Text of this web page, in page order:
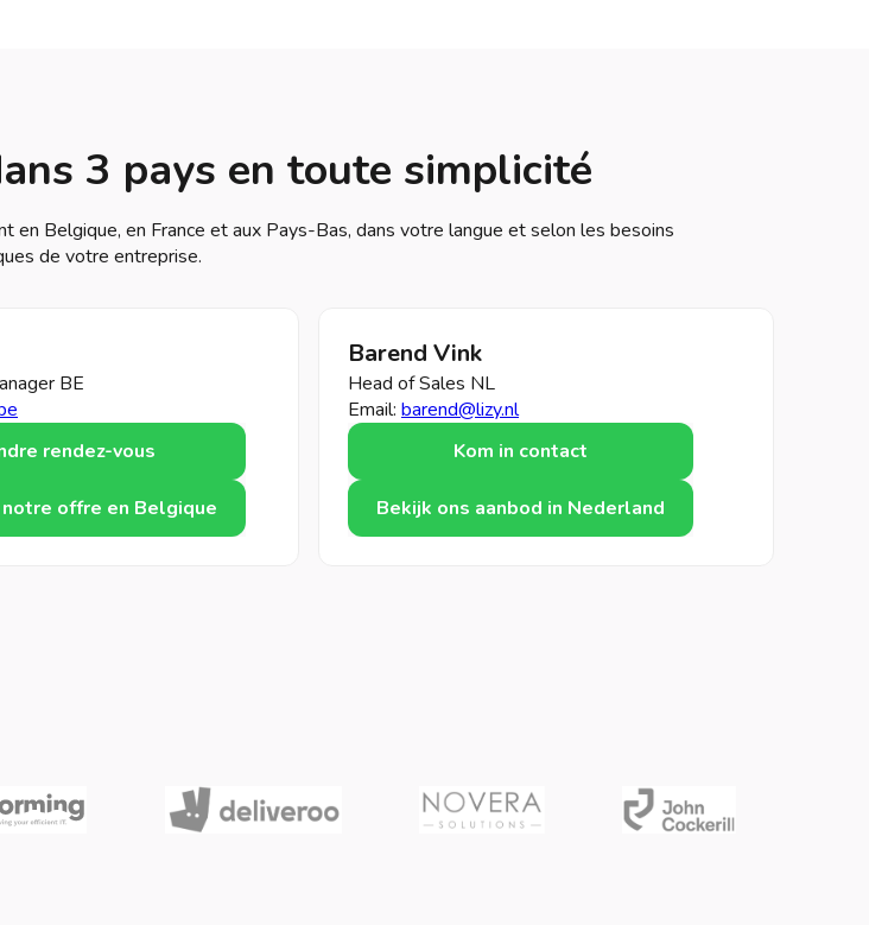
3 pays en toute simplicité
Belgique, en France et aux Pays-Bas, dans votre langue et selon les besoins
de votre entreprise.
BE
rendez-vous
notre offre en Belgique
Barend Vink
Head of Sales NL
Email: barend@lizy.nl
Kom in contact
Bekijk ons aanbod in Nederland